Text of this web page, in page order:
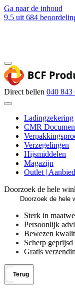
Ga naar de inhoud
9,5 uit 684
Direct bellen 040 843
Ladingzekering
CMR
Verzegelingen
Hijsmiddelen
Magazijn
Outlet |
Doorzoek de hele
Sterk in
Persoonlijk
Bewezen
Scherp geprijsd
Gratis
Terug